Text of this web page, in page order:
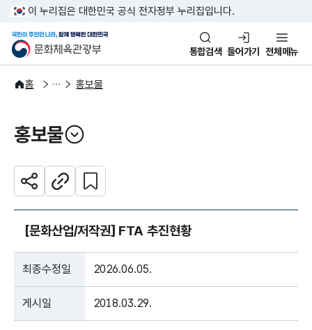
본문 바로가기
주메뉴 바로가기
이 누리집은 대한민국 공식 전자정부 누리집입니다.
문화체육관광부
국민이 주인인 나라, 함께 행복
통합검색 들어가기 전체메뉴
홈
주요정책
정책소통 홍보물
홍보물
열기
공유하기주소복사
관심 콘텐츠 설정하기
[문화산업/저작권] FTA 추진현황
최종수정일 2026.06.05.
게시일 2018.03.29.